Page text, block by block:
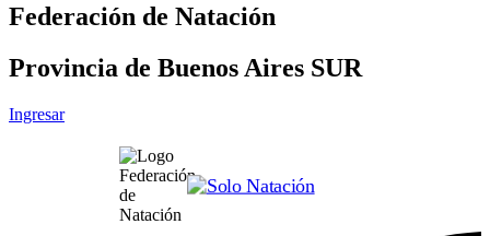
Federación de Natación
Provincia de Buenos Aires SUR
Ingresar